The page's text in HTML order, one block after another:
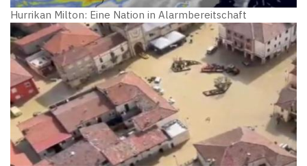
Hurrikan Milton: Eine Nation in Alarmbereitschaft